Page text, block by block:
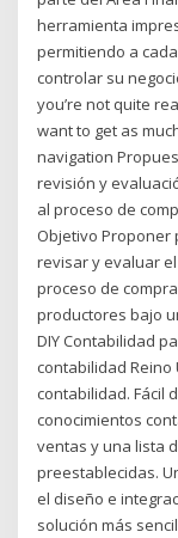
herramienta
permitiendo a
controlar su
you’re not quite
want to get as
navigation
revisión y
al proceso de
Objetivo Proponer
revisar y evaluar
proceso de
productores bajo
DIY Contabilidad
contabilidad
contabilidad. Fácil
conocimientos
ventas y una lista
preestablecidas.
el diseño e
solución más